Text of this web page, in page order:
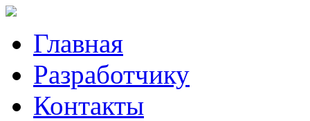
Главная
Разработчику
Контакты